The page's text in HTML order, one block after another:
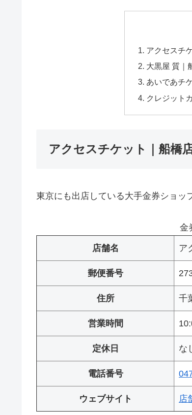
アクセスチ
大黒屋 質｜
あいであチ
クレジット
アクセスチケット｜船橋
東京にも出店している大手金券ショッ
金
店舗名 ア
郵便番号
住所 千
営業時間
定休日 な
電話番号
ウェブサイト 店